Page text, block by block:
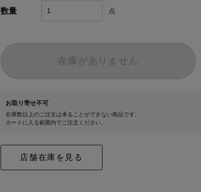
数量 点
お取り寄せ不可
在庫数以上のご注文は承ることができない商品です。
カートに入る範囲内でご注文ください。